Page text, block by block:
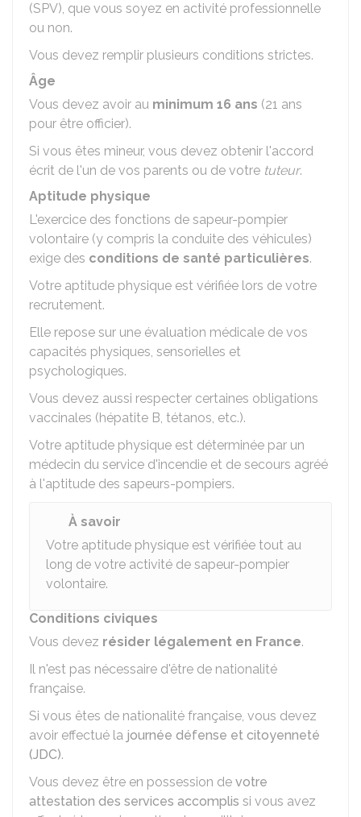
(SPV), que vous soyez en activité professionnelle
ou non.
Vous devez remplir plusieurs conditions strictes.
Âge
Vous devez avoir au minimum 16 ans (21 ans
pour être officier).
Si vous êtes mineur, vous devez obtenir l'accord
écrit de l'un de vos parents ou de votre tuteur.
Aptitude physique
L'exercice des fonctions de sapeur-pompier
volontaire (y compris la conduite des véhicules)
exige des conditions de santé particulières.
Votre aptitude physique est vérifiée lors de votre
recrutement.
Elle repose sur une évaluation médicale de vos
capacités physiques, sensorielles et
psychologiques.
Vous devez aussi respecter certaines obligations
vaccinales (hépatite B, tétanos, etc.).
Votre aptitude physique est déterminée par un
médecin du service d'incendie et de secours agréé
à l'aptitude des sapeurs-pompiers.
À savoir
Votre aptitude physique est vérifiée tout au
long de votre activité de sapeur-pompier
volontaire.
Conditions civiques
Vous devez résider légalement en France.
Il n'est pas nécessaire d'être de nationalité
française.
Si vous êtes de nationalité française, vous devez
avoir effectué la journée défense et citoyenneté
(JDC).
Vous devez être en possession de votre
attestation des services accomplis si vous avez